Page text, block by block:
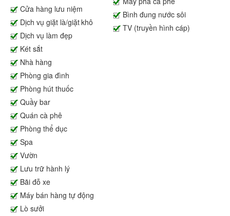
Cửa hàng lưu niệm
Dịch vụ giặt là/giặt khô
Dịch vụ làm đẹp
Két sắt
Nhà hàng
Phòng gia đình
Phòng hút thuốc
Quầy bar
Quán cà phê
Phòng thể dục
Spa
Vườn
Lưu trữ hành lý
Bãi đỗ xe
Máy bán hàng tự động
Lò sưởi
Bình đung nước sôi
TV (truyền hình cáp)